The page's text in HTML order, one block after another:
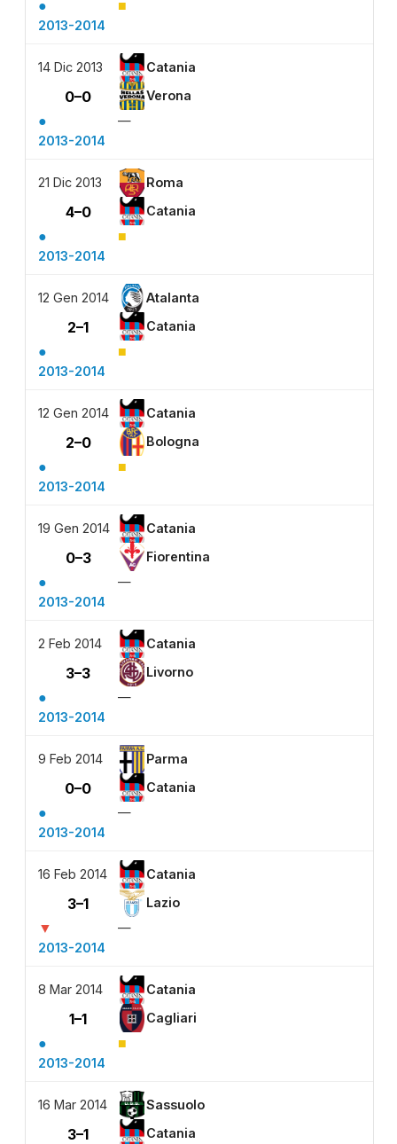
● ■
2013-2014
14 Dic 2013 Catania
0–0 Verona
●
—
2013-2014
21 Dic 2013 Roma
4–0 Catania
● ■
2013-2014
12 Gen 2014 Atalanta
2–1 Catania
● ■
2013-2014
12 Gen 2014 Catania
2–0 Bologna
● ■
2013-2014
19 Gen 2014 Catania
0–3 Fiorentina
●
—
2013-2014
2 Feb 2014 Catania
3–3 Livorno
●
—
2013-2014
9 Feb 2014 Parma
0–0 Catania
●
—
2013-2014
16 Feb 2014 Catania
3–1 Lazio
▼
—
2013-2014
8 Mar 2014 Catania
1–1 Cagliari
● ■
2013-2014
16 Mar 2014 Sassuolo
3–1 Catania